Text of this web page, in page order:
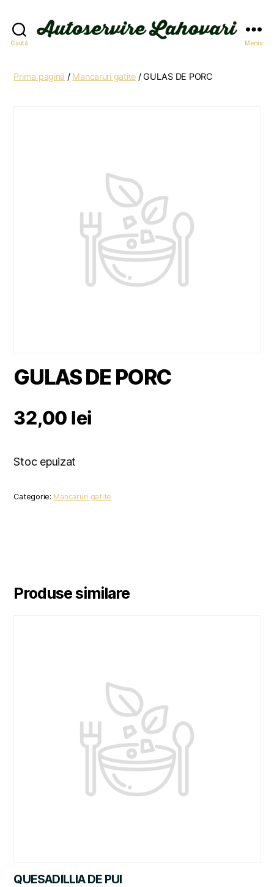
Caută Meniu
Prima pagină / Mancaruri gatite / GULAS DE PORC
GULAS DE PORC
32,00 lei
Stoc epuizat
Categorie: Mancaruri gatite
Produse similare
QUESADILLIA DE PUI